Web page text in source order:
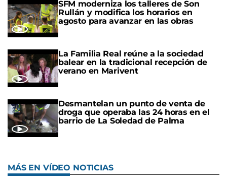
SFM moderniza los talleres de Son
Rullán y modifica los horarios en
agosto para avanzar en las obras
La Familia Real reúne a la sociedad
balear en la tradicional recepción de
verano en Marivent
Desmantelan un punto de venta de
droga que operaba las 24 horas en el
barrio de La Soledad de Palma
MÁS EN VÍDEO NOTICIAS